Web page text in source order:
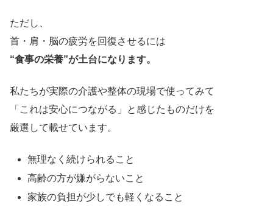
ただし、
首・肩・脳の疲労を回復させるには
“食事の栄養”が土台になります。
私たちが実際の介護や整体の現場で使ってみて
「これは安心につながる」と感じたものだけを
厳選して載せています。
無理なく続けられること
高齢の方が嫌がらないこと
家族の負担が少しでも軽くなること